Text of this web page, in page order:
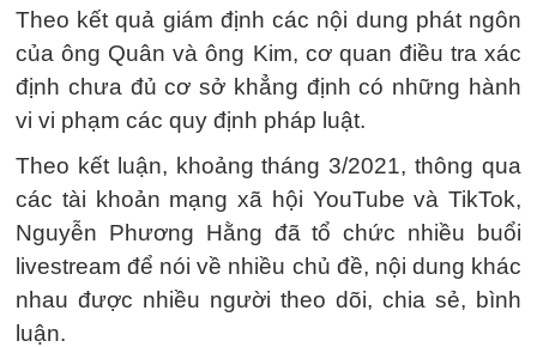
Theo kết quả giám định các nội dung phát ngôn
của ông Quân và ông Kim, cơ quan điều tra xác
định chưa đủ cơ sở khẳng định có những hành
vi vi phạm các quy định pháp luật.
Theo kết luận, khoảng tháng 3/2021, thông qua
các tài khoản mạng xã hội YouTube và TikTok,
Nguyễn Phương Hằng đã tổ chức nhiều buổi
livestream để nói về nhiều chủ đề, nội dung khác
nhau được nhiều người theo dõi, chia sẻ, bình
luận.